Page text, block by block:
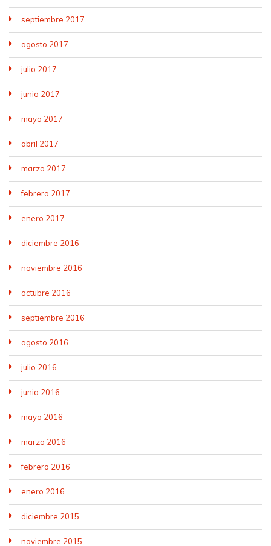
septiembre 2017
agosto 2017
julio 2017
junio 2017
mayo 2017
abril 2017
marzo 2017
febrero 2017
enero 2017
diciembre 2016
noviembre 2016
octubre 2016
septiembre 2016
agosto 2016
julio 2016
junio 2016
mayo 2016
marzo 2016
febrero 2016
enero 2016
diciembre 2015
noviembre 2015